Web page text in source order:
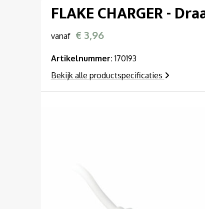
FLAKE CHARGER -
vanaf € 3,96
Artikelnummer: 170193
Bekijk alle productspecificaties